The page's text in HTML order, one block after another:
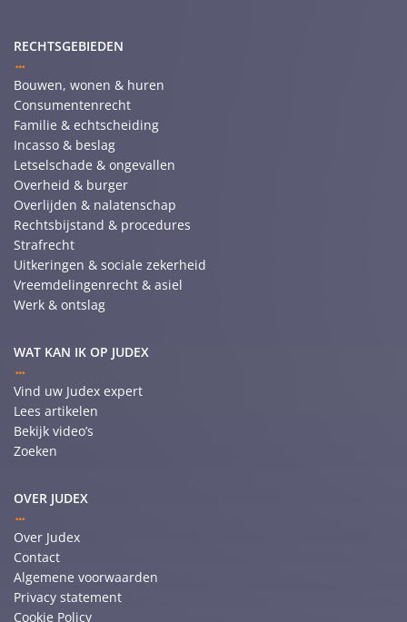
RECHTSGEBIEDEN
Bouwen, wonen & huren
Consumentenrecht
Familie & echtscheiding
Incasso & beslag
Letselschade & ongevallen
Overheid & burger
Overlijden & nalatenschap
Rechtsbijstand & procedures
Strafrecht
Uitkeringen & sociale zekerheid
Vreemdelingenrecht & asiel
Werk & ontslag
WAT KAN IK OP JUDEX
Vind uw Judex expert
Lees artikelen
Bekijk video’s
Zoeken
OVER JUDEX
Over Judex
Contact
Algemene voorwaarden
Privacy statement
Cookie Policy